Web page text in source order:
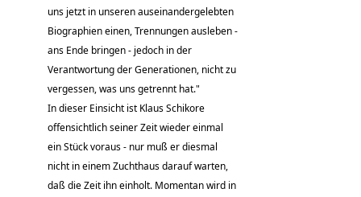
uns jetzt in unseren auseinandergelebten
Biographien einen, Trennungen ausleben -
ans Ende bringen - jedoch in der
Verantwortung der Generationen, nicht zu
vergessen, was uns getrennt hat."
In dieser Einsicht ist Klaus Schikore
offensichtlich seiner Zeit wieder einmal
ein Stück voraus - nur muß er diesmal
nicht in einem Zuchthaus darauf warten,
daß die Zeit ihn einholt. Momentan wird in